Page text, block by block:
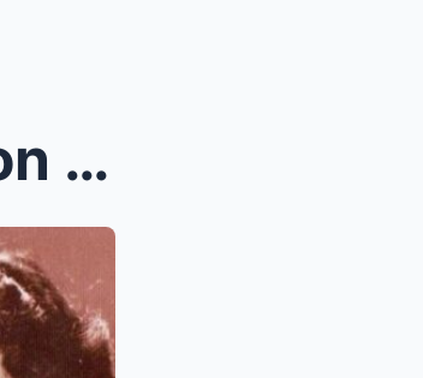
ROSA ROSAL Pum@naw Na Ayon sa FAMAS – Alamin ang B...